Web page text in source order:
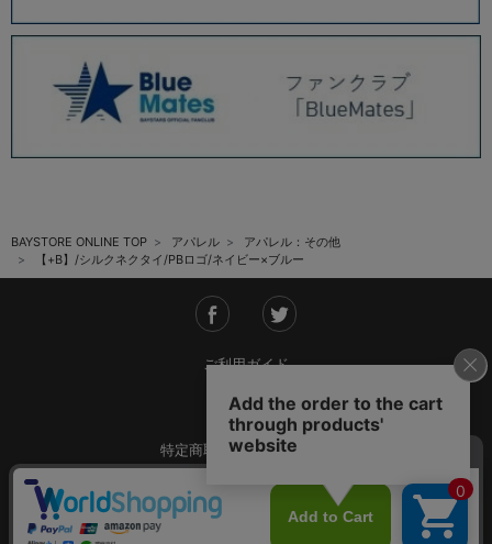
BAYSTORE ONLINE TOP アパレル
アパレル：その他
【+B】/シルクネクタイ/PBロゴ/ネイビー×ブルー
ご利用ガイド
会社概要
特定商取引法に基づく表記
ご利用規約